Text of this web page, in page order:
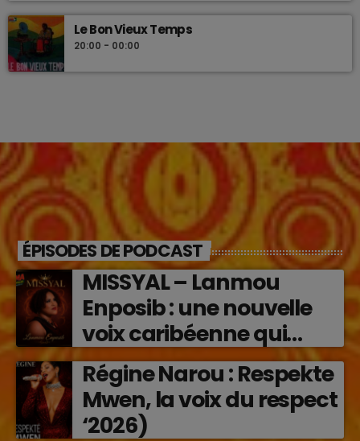
Le Bon Vieux Temps
20:00 - 00:00
ÉPISODES DE PODCAST
MISSYAL – Lanmou
Enposib : une nouvelle
voix caribéenne qui
transforme les émotions
en musique (2026)
Régine Narou : Respekte
Mwen, la voix du respect
‘2026)